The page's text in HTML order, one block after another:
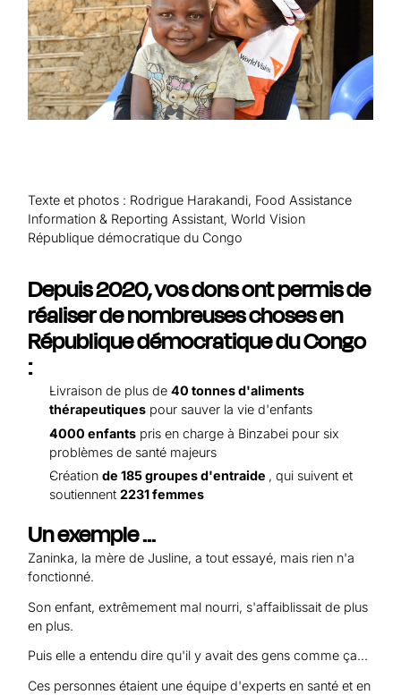
Aide à l'Afghanistan
Tous les projets d'aide d'urgence
Texte et photos : Rodrigue Harakandi, Food Assistance
Information & Reporting Assistant, World Vision
République démocratique du Congo
Depuis 2020, vos dons ont permis de
réaliser de nombreuses choses en
République démocratique du Congo
:
Livraison de plus de40 tonnes d'aliments
thérapeutiques pour sauver la vie d'enfants
4000 enfants pris en charge à Binzabei pour six
problèmes de santé majeurs
Créationde 185 groupes d'entraide , qui suivent et
soutiennent2231 femmes
Un exemple ...
Zaninka, la mère de Jusline, a tout essayé, mais rien n'a
fonctionné.
Son enfant, extrêmement mal nourri, s'affaiblissait de plus
en plus.
Puis elle a entendu dire qu'il y avait des gens comme ça...
Ces personnes étaient une équipe d'experts en santé et en